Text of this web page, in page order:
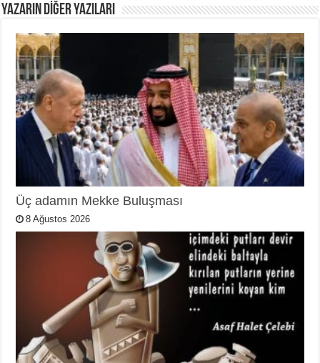
YAZARIN DIĞER YAZILARI
Üç adamın Mekke Buluşması
8 Ağustos 2026